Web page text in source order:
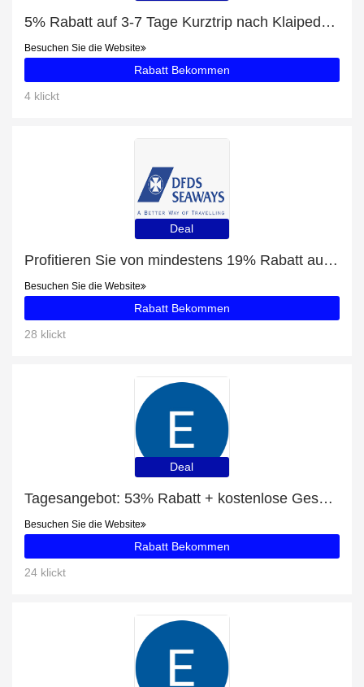
5% Rabatt auf 3-7 Tage Kurztrip nach Klaipeda in Litauen
Besuchen Sie die Website
Rabatt Bekommen
4 klickt
Deal
Profitieren Sie von mindestens 19% Rabatt auf Rundreisen in Schottland
Besuchen Sie die Website
Rabatt Bekommen
28 klickt
Deal
Tagesangebot: 53% Rabatt + kostenlose Geschenke und PARKSENSOR OPEL Rabatt
Besuchen Sie die Website
Rabatt Bekommen
24 klickt